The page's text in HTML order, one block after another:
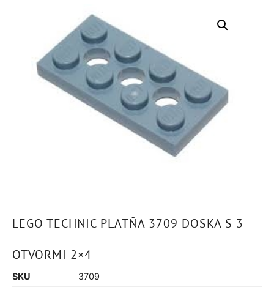
LEGO TECHNIC PLATŇA 3709 DOSKA S 3
OTVORMI 2×4
SKU
3709